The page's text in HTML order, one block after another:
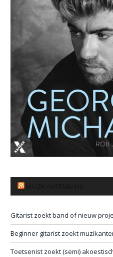
Gitarist zoekt band of nieuw
Beginner gitarist zoekt
Toetsenist zoekt (semi)